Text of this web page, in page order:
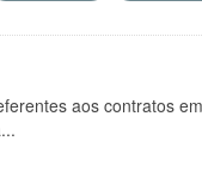
aos contratos